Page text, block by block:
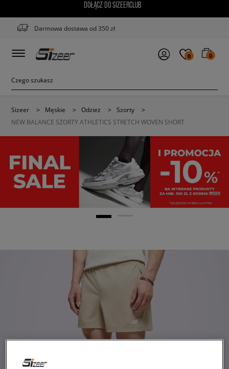
DOŁĄCZ DO SIZEERCLUB
Darmowa dostawa od 350 zł
0 0
Sizeer > Męskie > Odzież > Szorty
>
NEW BALANCE SZORTY ATHLETICS STRETCH WOVEN SHORT